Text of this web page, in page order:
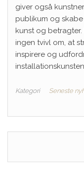
giver også
publikum og
kunst og
ingen tvivl om, at
inspirere og
Kategori Seneste